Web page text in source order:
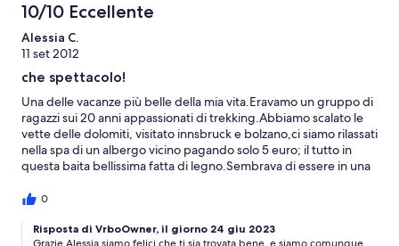
10/10 Eccellente
Alessia C.
11 set 2012
che spettacolo!
Una delle vacanze più belle della mia vita.Eravamo un gruppo di
ragazzi sui 20 anni appassionati di trekking.Abbiamo scalato le
vette delle dolomiti, visitato innsbruck e bolzano,ci siamo rilassati
nella spa di un albergo vicino pagando solo 5 euro; il tutto in
questa baita bellissima fatta di legno.Sembrava di essere in una
dotata di ogni comfort.Supermercato, forno, punto informazioni
non assillante, ci ha lasciato tutta la libertà che desideravamo.Se
0
Risposta di VrboOwner, il giorno 24 giu 2023